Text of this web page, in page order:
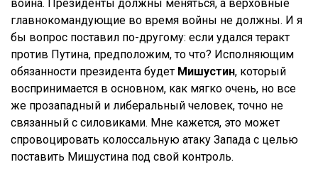
война. Президенты должны меняться, а верховные
главнокомандующие во время войны не должны. И я
бы вопрос поставил по-другому: если удался теракт
против Путина, предположим, то что? Исполняющим
обязанности президента будет Мишустин, который
воспринимается в основном, как мягко очень, но все
же прозападный и либеральный человек, точно не
связанный с силовиками. Мне кажется, это может
спровоцировать колоссальную атаку Запада с целью
поставить Мишустина под свой контроль.